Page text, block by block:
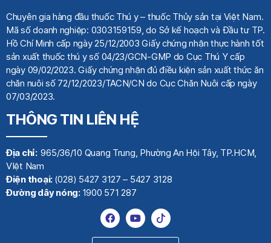
Chuyên gia hàng đầu thuốc Thú y– thuốc Thủy sản tại Việt Nam.
Mã số doanh nghiệp: 0303159159, do Sở kế hoạch và Đầu tư TP.
Hồ Chí Minh cấp ngày 25/12/2003 Giấy chứng nhận thực hành tốt
sản xuất thuốc thú y số 04/23/GCN-GMP do Cục Thú Y cấp
ngày 09/02/2023. Giấy chứng nhận đủ điều kiện sản xuất thức ăn
chăn nuôi số 72/12/2023/TACN/CN do Cục Chăn Nuôi cấp ngày
07/03/2023.
THÔNG TIN LIÊN HỆ
Địa chỉ:965/36/10 Quang Trung, Phường An Hội Tây, TP.HCM,
VIệt Nam
Điện thoại: (028) 5427 3127 – 5427 3128
Đường dây nóng: 1900 571 287